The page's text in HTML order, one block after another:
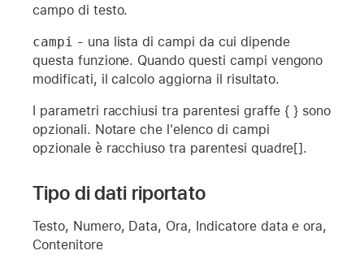
campo di testo.
campi - una lista di campi da cui dipende
questa funzione. Quando questi campi vengono
modificati, il calcolo aggiorna il risultato.
I parametri racchiusi tra parentesi graffe { } sono
opzionali. Notare che l'elenco di campi
opzionale è racchiuso tra parentesi quadre[].
Tipo di dati riportato
Testo, Numero, Data, Ora, Indicatore data e ora,
Contenitore